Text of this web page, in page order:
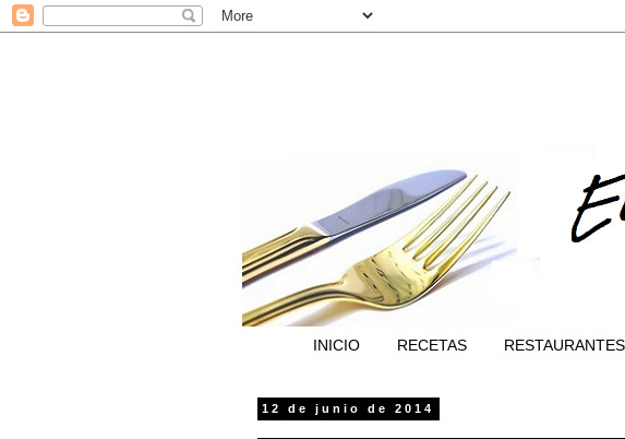
INICIO RECETAS RESTAURANTES
12 de junio de 2014